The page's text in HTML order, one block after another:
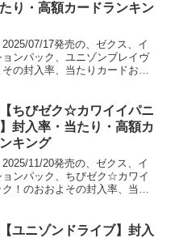
り・高額カードランキン
07/17発売の、ゼクス、イ
ョンパック、ユニゾンブレイヴ
の封入率、当たりカードおよ
ちびゼク☆カワイイパニ
封入率・当たり・高額カ
キング
11/20発売の、ゼクス、イ
ョンパック、ちびゼク☆カワイ
！のおおよその封入率、当た
ユニゾンドライブ】封入